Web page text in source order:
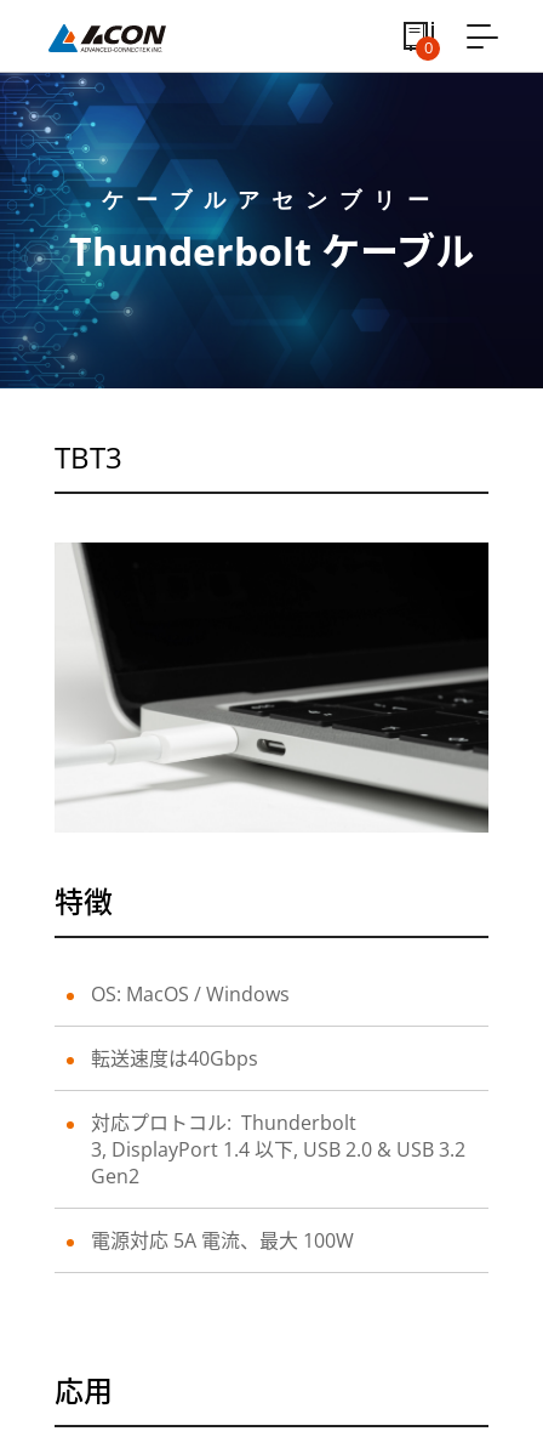
0
ケーブルアセンブリー
Thunderbolt ケーブル
TBT3
特徴
OS: MacOS / Windows
転送速度は40Gbps
対応プロトコル: Thunderbolt
3, DisplayPort 1.4 以下, USB 2.0 & USB 3.2
Gen2
電源対応 5A 電流、最大 100W
応用